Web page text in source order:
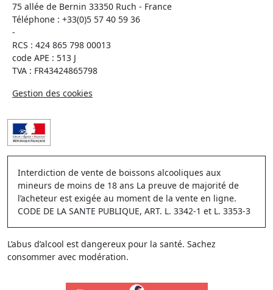
75 allée de Bernin 33350 Ruch - France
Téléphone : +33(0)5 57 40 59 36
-
RCS : 424 865 798 00013
code APE : 513 J
TVA : FR43424865798
Gestion des cookies
Interdiction de vente de boissons alcooliques aux
mineurs de moins de 18 ans La preuve de majorité de
l’acheteur est exigée au moment de la vente en ligne.
CODE DE LA SANTE PUBLIQUE, ART. L. 3342-1 et L. 3353-3
L’abus d’alcool est dangereux pour la santé. Sachez
consommer avec modération.